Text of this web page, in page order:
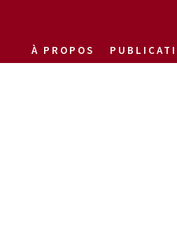
À PROPOS